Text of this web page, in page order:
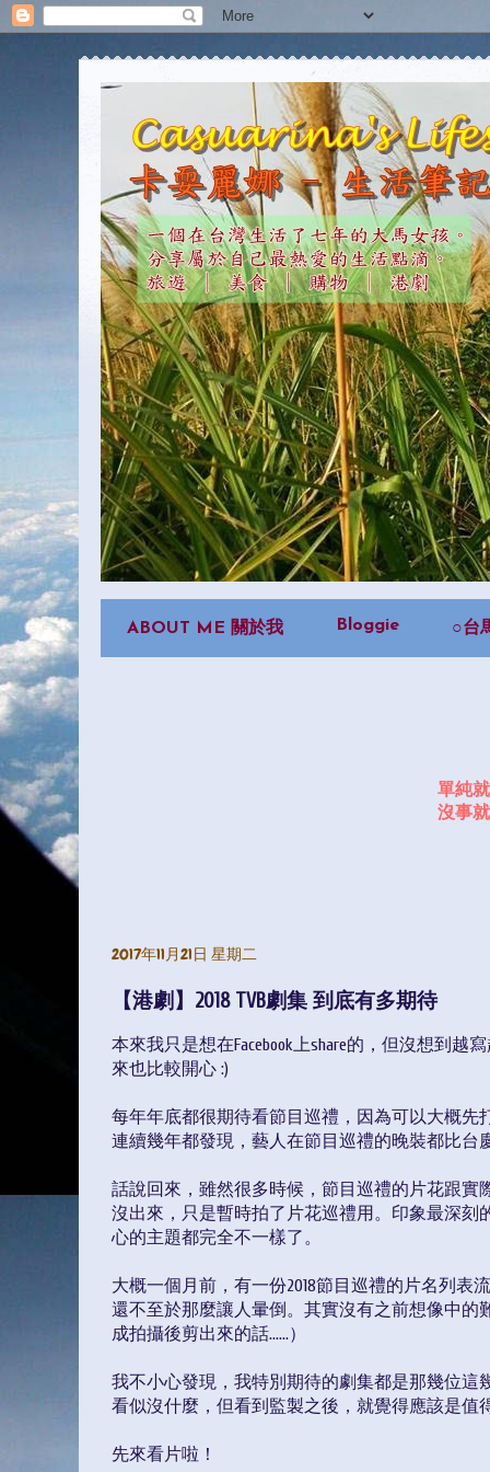
ABOUT ME 關於我 Bloggie ○台
單純
沒事
2017年11月21日 星期二
【港劇】2018 TVB劇集 到底有多期待
本來我只是想在Facebook上share的，但沒想到
來也比較開心 :)
每年年底都很期待看節目巡禮，因為可以大概
連續幾年都發現，藝人在節目巡禮的晚裝都比台
話說回來，雖然很多時候，節目巡禮的片花跟
沒出來，只是暫時拍了片花巡禮用。印象最深刻
心的主題都完全不一樣了。
大概一個月前，有一份2018節目巡禮的片名列表
還不至於那麼讓人暈倒。其實沒有之前想像中
成拍攝後剪出來的話......）
我不小心發現，我特別期待的劇集都是那幾位
看似沒什麼，但看到監製之後，就覺得應該是值
先來看片啦！